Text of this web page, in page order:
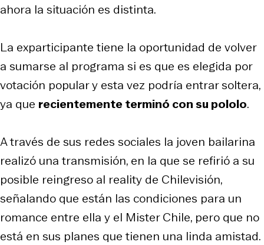
ahora la situación es distinta.
La exparticipante tiene la oportunidad de volver
a sumarse al programa si es que es elegida por
votación popular y esta vez podría entrar soltera,
ya que recientemente terminó con su pololo.
A través de sus redes sociales la joven bailarina
realizó una transmisión, en la que se refirió a su
posible reingreso al reality de Chilevisión,
señalando que están las condiciones para un
romance entre ella y el Mister Chile, pero que no
está en sus planes que tienen una linda amistad.